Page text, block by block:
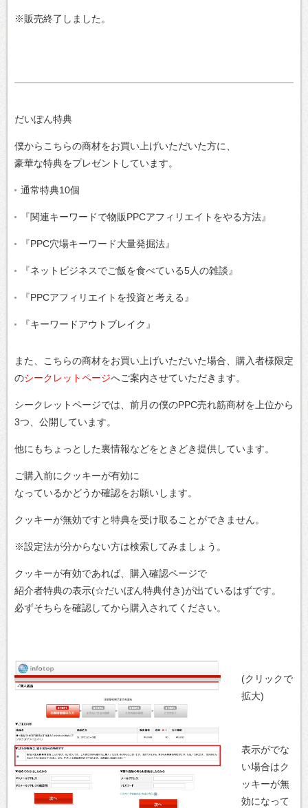
※販売終了しました。
だいぽん特典
僕からこちらの商材をお買い上げいただいた方に、
豪華な特典をプレゼントしています。
通常特典10個
『関連キーワードで物販PPCアフィリエイトをやる方法』
『PPC穴場キーワード大量発掘法』
『ネットビジネスでご飯を食べている5人の雑談』
『PPCアフィリエイトを投資と考える』
『キーワードアウトブレイク』
また、こちらの商材をお買い上げいただいた場合、購入者様限定
のシークレットページへご案内させていただきます。
シークレットページでは、前月の僕のPPC売れ筋商材を上位から
3つ、公開しています。
他にもちょっとした裏情報などをときどき提供しています。
ご購入前にクッキーが有効に
なっているかどうか確認をお願いします。
クッキーが無効ですと特典を受け取ることができません。
※設定法が分からない方は検索してみましょう。
クッキーが有効であれば、購入確認ページで
紹介者特典の表示(☆だいぼん特典付き)が出ているはずです。
必ずそちらを確認してから購入されてください。
(クリックで
拡大)
表示がでな
い場合はク
ッキーが無
効になって